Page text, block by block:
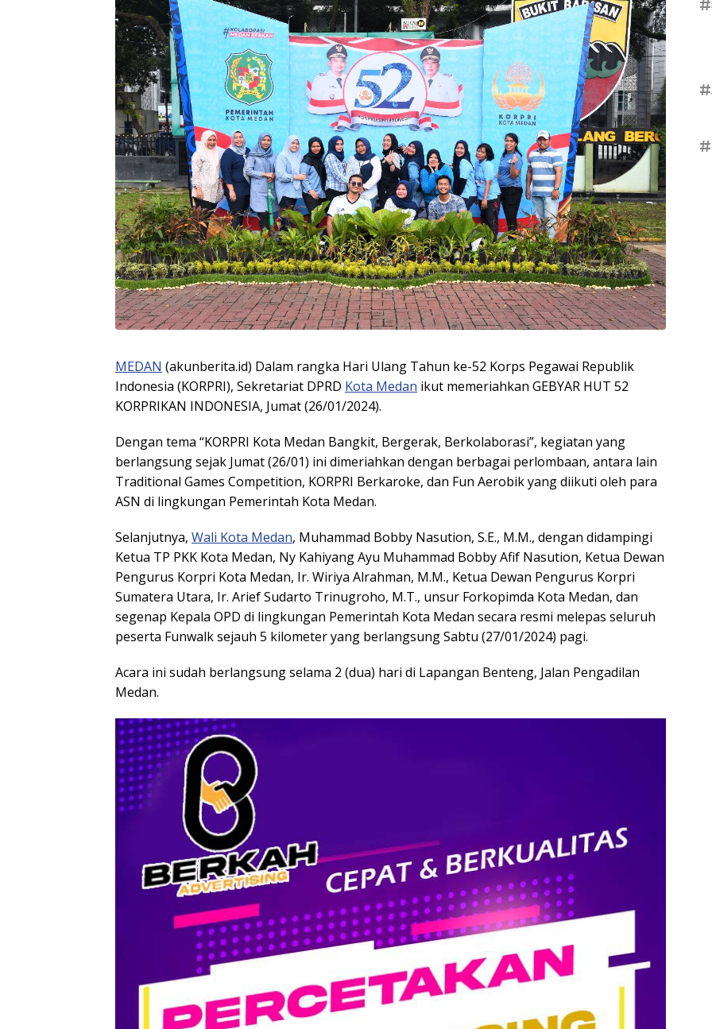
MEDAN (akunberita.id) Dalam rangka Hari Ulang Tahun ke-52 Korps Pegawai Republik
Indonesia (KORPRI), Sekretariat DPRD Kota Medan ikut memeriahkan GEBYAR HUT 52
KORPRIKAN INDONESIA, Jumat (26/01/2024).
Dengan tema “KORPRI Kota Medan Bangkit, Bergerak, Berkolaborasi”, kegiatan yang
berlangsung sejak Jumat (26/01) ini dimeriahkan dengan berbagai perlombaan, antara lain
Traditional Games Competition, KORPRI Berkaroke, dan Fun Aerobik yang diikuti oleh para
ASN di lingkungan Pemerintah Kota Medan.
Selanjutnya, Wali Kota Medan, Muhammad Bobby Nasution, S.E., M.M., dengan didampingi
Ketua TP PKK Kota Medan, Ny Kahiyang Ayu Muhammad Bobby Afif Nasution, Ketua Dewan
Pengurus Korpri Kota Medan, Ir. Wiriya Alrahman, M.M., Ketua Dewan Pengurus Korpri
Sumatera Utara, Ir. Arief Sudarto Trinugroho, M.T., unsur Forkopimda Kota Medan, dan
segenap Kepala OPD di lingkungan Pemerintah Kota Medan secara resmi melepas seluruh
peserta Funwalk sejauh 5 kilometer yang berlangsung Sabtu (27/01/2024) pagi.
Acara ini sudah berlangsung selama 2 (dua) hari di Lapangan Benteng, Jalan Pengadilan
Medan.